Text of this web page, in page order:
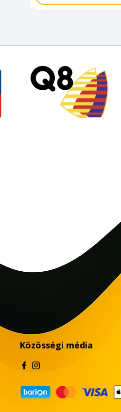
Közösségi média